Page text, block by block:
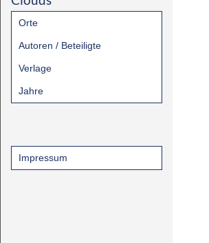
Orte
Autoren / Beteiligte
Verlage
Jahre
Impressum